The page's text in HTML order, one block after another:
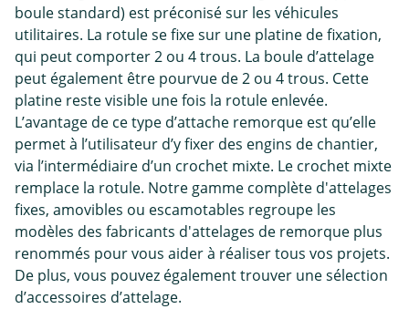
boule standard) est préconisé sur les véhicules
utilitaires. La rotule se fixe sur une platine de fixation,
qui peut comporter 2 ou 4 trous. La boule d’attelage
peut également être pourvue de 2 ou 4 trous. Cette
platine reste visible une fois la rotule enlevée.
L’avantage de ce type d’attache remorque est qu’elle
permet à l’utilisateur d’y fixer des engins de chantier,
via l’intermédiaire d’un crochet mixte. Le crochet mixte
remplace la rotule. Notre gamme complète d'attelages
fixes, amovibles ou escamotables regroupe les
modèles des fabricants d'attelages de remorque plus
renommés pour vous aider à réaliser tous vos projets.
De plus, vous pouvez également trouver une sélection
d’accessoires d’attelage.